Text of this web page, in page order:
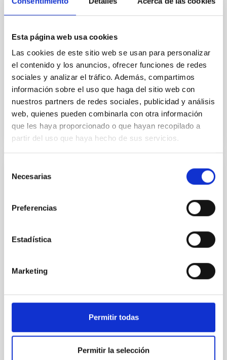
Esta página web usa cookies
Las cookies de este sitio web se usan para personalizar
el contenido y los anuncios, ofrecer funciones de redes
sociales y analizar el tráfico. Además, compartimos
información sobre el uso que haga del sitio web con
nuestros partners de redes sociales, publicidad y análisis
web, quienes pueden combinarla con otra información
que les haya proporcionado o que hayan recopilado a
partir del uso que haya hecho de sus servicios.
Necesarias
Preferencias
Estadística
Marketing
Permitir todas
Permitir la selección
para el sector de los pequeños satélites, bajo el lema
Technologies”. IACTEC Espacio asiste como
expositor con stand propio, donde presenta sus
principales
Fecha de publicación 19/02/2026 - 09:57:50
NOTA DE PRENSA
charla pública sobre los grandes desafíos
El reconocido investigador, invitado por el IAC dentro
origen y la evolución del Universo. El próximo 10 de
¿la pesadilla de la Física contemporánea?”, impartida
Navarro, profesor de la Universidad de Victoria, en
Canadá. La actividad se enmarca en su estancia en el
programa Investigadores